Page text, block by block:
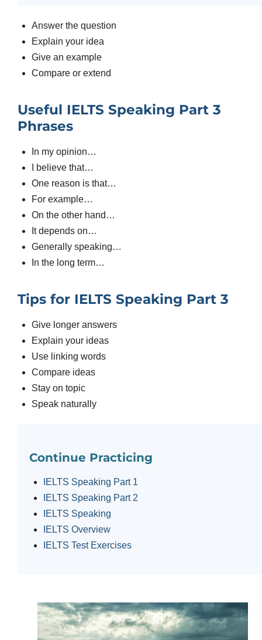
Answer the question
Explain your idea
Give an example
Compare or extend
Useful IELTS Speaking Part 3
Phrases
In my opinion…
I believe that…
One reason is that…
For example…
On the other hand…
It depends on…
Generally speaking…
In the long term…
Tips for IELTS Speaking Part 3
Give longer answers
Explain your ideas
Use linking words
Compare ideas
Stay on topic
Speak naturally
Continue Practicing
IELTS Speaking Part 1
IELTS Speaking Part 2
IELTS Speaking
IELTS Overview
IELTS Test Exercises